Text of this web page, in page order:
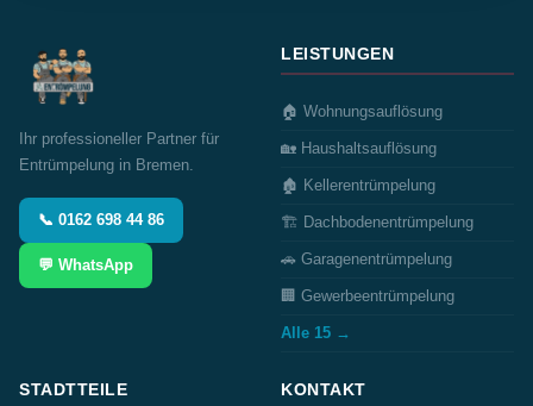
Ihr professioneller Partner für
Entrümpelung in Bremen.
📞 0162 698 44 86
💬 WhatsApp
LEISTUNGEN
🏠 Wohnungsauflösung
🏡 Haushaltsauflösung
🏚️ Kellerentrümpelung
🏗️ Dachbodenentrümpelung
🚗 Garagenentrümpelung
🏢 Gewerbeentrümpelung
Alle 15 →
STADTTEILE KONTAKT